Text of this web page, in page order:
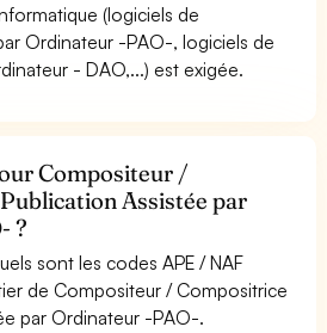
(logiciels de
Ordinateur -PAO-, logiciels de
- DAO,...) est exigée.
Compositeur /
Assistée par
?
sont les codes APE / NAF
de Compositeur / Compositrice
par Ordinateur -PAO-.